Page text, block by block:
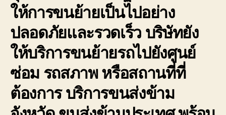
ให้การขนย้ายเป็นไปอย่าง
ปลอดภัยและรวดเร็ว บริษัทยัง
ให้บริการขนย้ายรถไปยังศูนย์
ซ่อม รถสภาพ หรือสถานที่ที่
ต้องการ บริการขนส่งข้าม